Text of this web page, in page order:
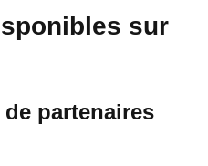
sur
partenaires